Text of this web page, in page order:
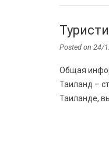
Posted on 24/
Общая
Таиланд –
Таиланде,